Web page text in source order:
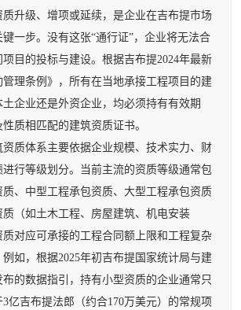
升级、增项或延续，是企业在吉布提市场
一步。没有这张“通行证”，企业将无法合
目的投标与建设。根据吉布提2024年最新
理条例》，所有在当地承接工程项目的建
企业还是外资企业，均必须持有有效期
质相匹配的建筑资质证书。
体系主要依据企业规模、技术实力、财
行等级划分。当前主流的资质等级通常包
、中型工程承包资质、大型工程承包资质
（如土木工程、房屋建筑、机电安装
对应可承接的工程合同额上限和工程复杂
如，根据2025年初吉布提国家统计局与建
的数据指引，持有小型资质的企业通常只
亿吉布提法郎（约合170万美元）的常规项